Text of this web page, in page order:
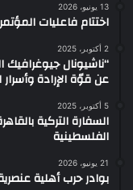
13 يونيو، 2026
اختتام فاعليات
2 أكتوبر، 2025
“ناشيونال
عن قوّة الإرادة وأسرار
5 أكتوبر، 2025
السفارة التركية
الفلسطينية
21 يونيو، 2026
بوادر حرب أهلية